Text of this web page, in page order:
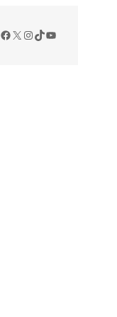
Facebook
X Instagram
TikTok
YouTube